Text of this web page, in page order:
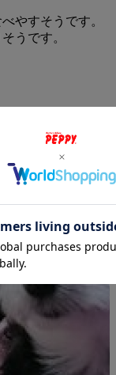
やすそうです。
うです。